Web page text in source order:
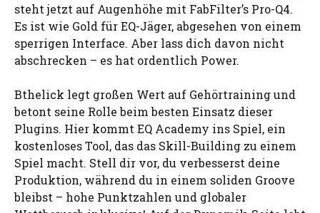
steht jetzt auf Augenhöhe mit FabFilter’s Pro-Q4.
Es ist wie Gold für EQ-Jäger, abgesehen von einem
sperrigen Interface. Aber lass dich davon nicht
abschrecken – es hat ordentlich Power.
Bthelick legt großen Wert auf Gehörtraining und
betont seine Rolle beim besten Einsatz dieser
Plugins. Hier kommt EQ Academy ins Spiel, ein
kostenloses Tool, das das Skill-Building zu einem
Spiel macht. Stell dir vor, du verbesserst deine
Produktion, während du in einem soliden Groove
bleibst – hohe Punktzahlen und globaler